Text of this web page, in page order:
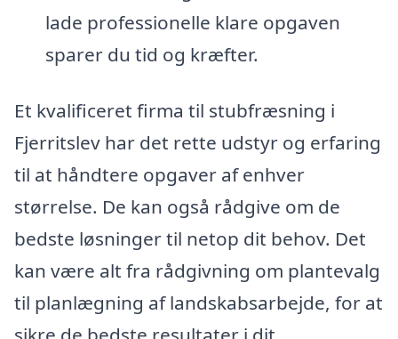
lade professionelle klare opgaven
sparer du tid og kræfter.
Et kvalificeret firma til stubfræsning i
Fjerritslev har det rette udstyr og erfaring
til at håndtere opgaver af enhver
størrelse. De kan også rådgive om de
bedste løsninger til netop dit behov. Det
kan være alt fra rådgivning om plantevalg
til planlægning af landskabsarbejde, for at